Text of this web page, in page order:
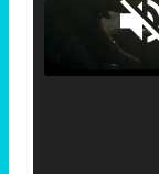
Loaded :